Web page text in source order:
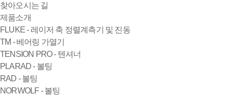
찾아오시는 길
제품소개
FLUKE - 레이저 축 정렬계측기 및 진동
TM - 베어링 가열기
TENSION PRO - 텐셔너
PLARAD - 볼팅
RAD - 볼팅
NORWOLF - 볼팅